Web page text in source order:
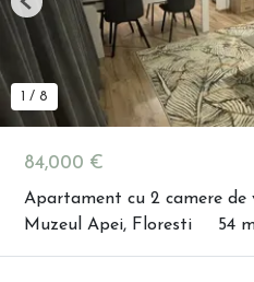
84,000 €
Apartament cu 2 camere de
Muzeul Apei, Floresti
54
1 / 8
Previous